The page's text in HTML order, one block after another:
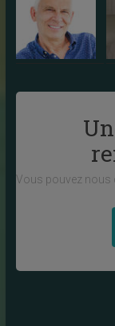
Vous pouvez nous